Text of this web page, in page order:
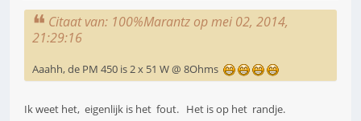
Citaat van: 100%Marantz op mei 02, 2014,
21:29:16
Aaahh, de PM 450 is 2 x 51 W @ 8Ohms
Ik weet het, eigenlijk is het fout. Het is op het randje.